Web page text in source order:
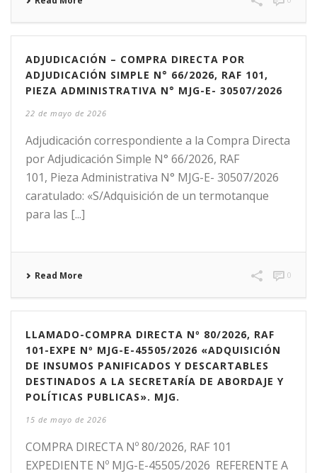
ADJUDICACIÓN – COMPRA DIRECTA POR
ADJUDICACIÓN SIMPLE N° 66/2026, RAF 101,
PIEZA ADMINISTRATIVA N° MJG-E- 30507/2026
22 de mayo de 2026
Adjudicación correspondiente a la Compra Directa
por Adjudicación Simple N° 66/2026, RAF
101, Pieza Administrativa N° MJG-E- 30507/2026
caratulado: «S/Adquisición de un termotanque
para las [...]
Read More 0
LLAMADO-COMPRA DIRECTA Nº 80/2026, RAF
101-EXPE Nº MJG-E-45505/2026 «ADQUISICIÓN
DE INSUMOS PANIFICADOS Y DESCARTABLES
DESTINADOS A LA SECRETARÍA DE ABORDAJE Y
POLÍTICAS PUBLICAS». MJG.
15 de mayo de 2026
COMPRA DIRECTA Nº 80/2026, RAF 101
EXPEDIENTE Nº MJG-E-45505/2026 REFERENTE A